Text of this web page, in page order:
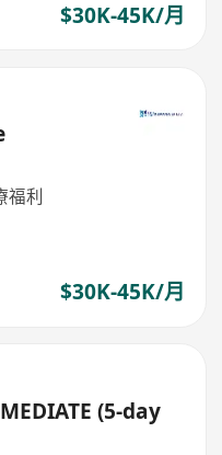
$30K-45K/月
福利
$30K-45K/月
(5-day